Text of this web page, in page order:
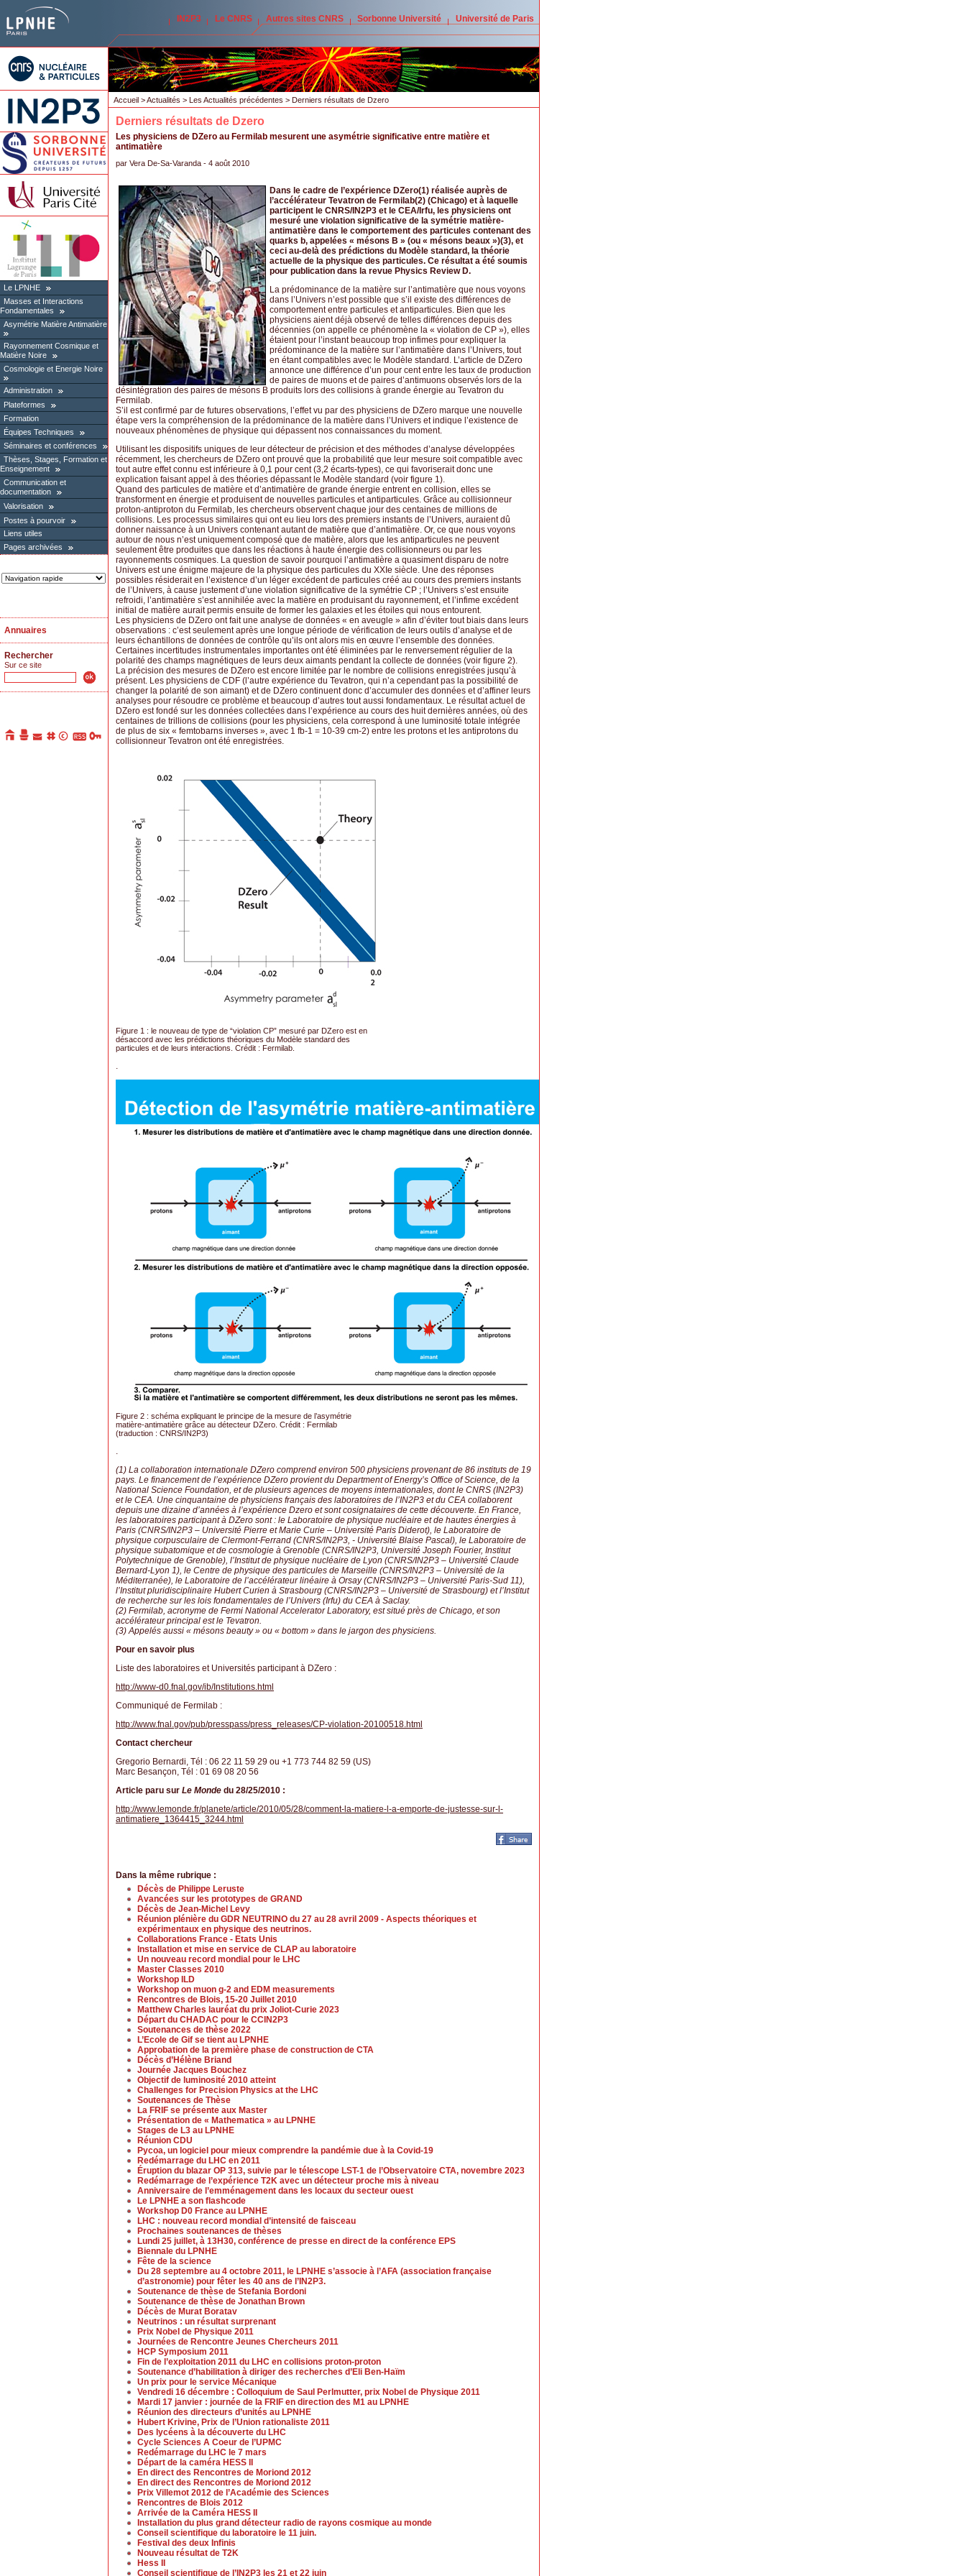
IN2P3 Le CNRS Autres sites CNRS Sorbonne Université Université de Paris
Le LPNHE
Masses et Interactions
Fondamentales
Asymétrie Matière Antimatière
Rayonnement Cosmique et
Matière Noire
Cosmologie et Energie Noire
Administration
Plateformes
Formation
Équipes Techniques
Séminaires et conférences
Thèses, Stages, Formation et
Enseignement
Communication et
documentation
Valorisation
Postes à pourvoir
Liens utiles
Pages archivées
Annuaires
Rechercher
Sur ce site
Accueil >Actualités > Les Actualités précédentes > Derniers résultats de Dzero
Derniers résultats de Dzero
Les physiciens de DZero au Fermilab mesurent une asymétrie significative entre matière et
antimatière
par Vera De-Sa-Varanda - 4 août 2010
Dans le cadre de l’expérience DZero(1) réalisée auprès de
l’accélérateur Tevatron de Fermilab(2) (Chicago) et à laquelle
participent le CNRS/IN2P3 et le CEA/Irfu, les physiciens ont
mesuré une violation significative de la symétrie matière-
antimatière dans le comportement des particules contenant des
quarks b, appelées « mésons B » (ou « mésons beaux »)(3), et
ceci au-delà des prédictions du Modèle standard, la théorie
actuelle de la physique des particules. Ce résultat a été soumis
pour publication dans la revue Physics Review D.
La prédominance de la matière sur l’antimatière que nous voyons
dans l’Univers n’est possible que s’il existe des différences de
comportement entre particules et antiparticules. Bien que les
physiciens aient déjà observé de telles différences depuis des
décennies (on appelle ce phénomène la « violation de CP »), elles
étaient pour l’instant beaucoup trop infimes pour expliquer la
prédominance de la matière sur l’antimatière dans l’Univers, tout
en étant compatibles avec le Modèle standard. L’article de DZero
annonce une différence d’un pour cent entre les taux de production
de paires de muons et de paires d’antimuons observés lors de la
désintégration des paires de mésons B produits lors des collisions à grande énergie au Tevatron du
Fermilab.
S’il est confirmé par de futures observations, l’effet vu par des physiciens de DZero marque une nouvelle
étape vers la compréhension de la prédominance de la matière dans l’Univers et indique l’existence de
nouveaux phénomènes de physique qui dépassent nos connaissances du moment.
Utilisant les dispositifs uniques de leur détecteur de précision et des méthodes d’analyse développées
récemment, les chercheurs de DZero ont prouvé que la probabilité que leur mesure soit compatible avec
tout autre effet connu est inférieure à 0,1 pour cent (3,2 écarts-types), ce qui favoriserait donc une
explication faisant appel à des théories dépassant le Modèle standard (voir figure 1).
Quand des particules de matière et d’antimatière de grande énergie entrent en collision, elles se
transforment en énergie et produisent de nouvelles particules et antiparticules. Grâce au collisionneur
proton-antiproton du Fermilab, les chercheurs observent chaque jour des centaines de millions de
collisions. Les processus similaires qui ont eu lieu lors des premiers instants de l’Univers, auraient dû
donner naissance à un Univers contenant autant de matière que d’antimatière. Or, ce que nous voyons
autour de nous n’est uniquement composé que de matière, alors que les antiparticules ne peuvent
seulement être produites que dans les réactions à haute énergie des collisionneurs ou par les
rayonnements cosmiques. La question de savoir pourquoi l’antimatière a quasiment disparu de notre
Univers est une énigme majeure de la physique des particules du XXIe siècle. Une des réponses
possibles résiderait en l’existence d’un léger excédent de particules créé au cours des premiers instants
de l’Univers, à cause justement d’une violation significative de la symétrie CP ; l’Univers s’est ensuite
refroidi, l’antimatière s’est annihilée avec la matière en produisant du rayonnement, et l’infime excédent
initial de matière aurait permis ensuite de former les galaxies et les étoiles qui nous entourent.
Les physiciens de DZero ont fait une analyse de données « en aveugle » afin d’éviter tout biais dans leurs
observations : c’est seulement après une longue période de vérification de leurs outils d’analyse et de
leurs échantillons de données de contrôle qu’ils ont alors mis en œuvre l’ensemble des données.
Certaines incertitudes instrumentales importantes ont été éliminées par le renversement régulier de la
polarité des champs magnétiques de leurs deux aimants pendant la collecte de données (voir figure 2).
La précision des mesures de DZero est encore limitée par le nombre de collisions enregistrées jusqu’à
présent. Les physiciens de CDF (l’autre expérience du Tevatron, qui n’a cependant pas la possibilité de
changer la polarité de son aimant) et de DZero continuent donc d’accumuler des données et d’affiner leurs
analyses pour résoudre ce problème et beaucoup d’autres tout aussi fondamentaux. Le résultat actuel de
DZero est fondé sur les données collectées dans l’expérience au cours des huit dernières années, où des
centaines de trillions de collisions (pour les physiciens, cela correspond à une luminosité totale intégrée
de plus de six « femtobarns inverses », avec 1 fb-1 = 10-39 cm-2) entre les protons et les antiprotons du
collisionneur Tevatron ont été enregistrées.
Figure 1 : le nouveau de type de “violation CP” mesuré par DZero est en
désaccord avec les prédictions théoriques du Modèle standard des
particules et de leurs interactions. Crédit : Fermilab.
.
Figure 2 : schéma expliquant le principe de la mesure de l’asymétrie
matière-antimatière grâce au détecteur DZero. Crédit : Fermilab
(traduction : CNRS/IN2P3)
.
(1) La collaboration internationale DZero comprend environ 500 physiciens provenant de 86 instituts de 19
pays. Le financement de l’expérience DZero provient du Department of Energy’s Office of Science, de la
National Science Foundation, et de plusieurs agences de moyens internationales, dont le CNRS (IN2P3)
et le CEA. Une cinquantaine de physiciens français des laboratoires de l’IN2P3 et du CEA collaborent
depuis une dizaine d’années à l’expérience Dzero et sont cosignataires de cette découverte. En France,
les laboratoires participant à DZero sont : le Laboratoire de physique nucléaire et de hautes énergies à
Paris (CNRS/IN2P3 – Université Pierre et Marie Curie – Université Paris Diderot), le Laboratoire de
physique corpusculaire de Clermont-Ferrand (CNRS/IN2P3, - Université Blaise Pascal), le Laboratoire de
physique subatomique et de cosmologie à Grenoble (CNRS/IN2P3, Université Joseph Fourier, Institut
Polytechnique de Grenoble), l’Institut de physique nucléaire de Lyon (CNRS/IN2P3 – Université Claude
Bernard-Lyon 1), le Centre de physique des particules de Marseille (CNRS/IN2P3 – Université de la
Méditerranée), le Laboratoire de l’accélérateur linéaire à Orsay (CNRS/IN2P3 – Université Paris-Sud 11),
l’Institut pluridisciplinaire Hubert Curien à Strasbourg (CNRS/IN2P3 – Université de Strasbourg) et l’Institut
de recherche sur les lois fondamentales de l’Univers (Irfu) du CEA à Saclay.
(2) Fermilab, acronyme de Fermi National Accelerator Laboratory, est situé près de Chicago, et son
accélérateur principal est le Tevatron.
(3) Appelés aussi « mésons beauty » ou « bottom » dans le jargon des physiciens.
Pour en savoir plus
Liste des laboratoires et Universités participant à DZero :
http://www-d0.fnal.gov/ib/Institutions.html
Communiqué de Fermilab :
http://www.fnal.gov/pub/presspass/press_releases/CP-violation-20100518.html
Contact chercheur
Gregorio Bernardi, Tél : 06 22 11 59 29 ou +1 773 744 82 59 (US)
Marc Besançon, Tél : 01 69 08 20 56
Article paru sur Le Monde du 28/25/2010 :
http://www.lemonde.fr/planete/article/2010/05/28/comment-la-matiere-l-a-emporte-de-justesse-sur-l-
antimatiere_1364415_3244.html
Dans la même rubrique :
Décès de Philippe Leruste
Avancées sur les prototypes de GRAND
Décès de Jean-Michel Levy
Réunion plénière du GDR NEUTRINO du 27 au 28 avril 2009 - Aspects théoriques et
expérimentaux en physique des neutrinos.
Collaborations France - Etats Unis
Installation et mise en service de CLAP au laboratoire
Un nouveau record mondial pour le LHC
Master Classes 2010
Workshop ILD
Workshop on muon g-2 and EDM measurements
Rencontres de Blois, 15-20 Juillet 2010
Matthew Charles lauréat du prix Joliot-Curie 2023
Départ du CHADAC pour le CCIN2P3
Soutenances de thèse 2022
L’Ecole de Gif se tient au LPNHE
Approbation de la première phase de construction de CTA
Décès d’Hélène Briand
Journée Jacques Bouchez
Objectif de luminosité 2010 atteint
Challenges for Precision Physics at the LHC
Soutenances de Thèse
La FRIF se présente aux Master
Présentation de « Mathematica » au LPNHE
Stages de L3 au LPNHE
Réunion CDU
Pycoa, un logiciel pour mieux comprendre la pandémie due à la Covid-19
Redémarrage du LHC en 2011
Éruption du blazar OP 313, suivie par le télescope LST-1 de l’Observatoire CTA, novembre 2023
Redémarrage de l’expérience T2K avec un détecteur proche mis à niveau
Anniversaire de l’emménagement dans les locaux du secteur ouest
Le LPNHE a son flashcode
Workshop D0 France au LPNHE
LHC : nouveau record mondial d’intensité de faisceau
Prochaines soutenances de thèses
Lundi 25 juillet, à 13H30, conférence de presse en direct de la conférence EPS
Biennale du LPNHE
Fête de la science
Du 28 septembre au 4 octobre 2011, le LPNHE s’associe à l’AFA (association française
d’astronomie) pour fêter les 40 ans de l’IN2P3.
Soutenance de thèse de Stefania Bordoni
Soutenance de thèse de Jonathan Brown
Décès de Murat Boratav
Neutrinos : un résultat surprenant
Prix Nobel de Physique 2011
Journées de Rencontre Jeunes Chercheurs 2011
HCP Symposium 2011
Fin de l’exploitation 2011 du LHC en collisions proton-proton
Soutenance d’habilitation à diriger des recherches d’Eli Ben-Haïm
Un prix pour le service Mécanique
Vendredi 16 décembre : Colloquium de Saul Perlmutter, prix Nobel de Physique 2011
Mardi 17 janvier : journée de la FRIF en direction des M1 au LPNHE
Réunion des directeurs d’unités au LPNHE
Hubert Krivine, Prix de l’Union rationaliste 2011
Des lycéens à la découverte du LHC
Cycle Sciences A Coeur de l’UPMC
Redémarrage du LHC le 7 mars
Départ de la caméra HESS II
En direct des Rencontres de Moriond 2012
En direct des Rencontres de Moriond 2012
Prix Villemot 2012 de l’Académie des Sciences
Rencontres de Blois 2012
Arrivée de la Caméra HESS II
Installation du plus grand détecteur radio de rayons cosmique au monde
Conseil scientifique du laboratoire le 11 juin.
Festival des deux Infinis
Nouveau résultat de T2K
Hess II
Conseil scientifique de l’IN2P3 les 21 et 22 juin